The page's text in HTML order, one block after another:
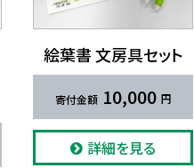
絵葉書 文房具セット
10,000
詳細を見る